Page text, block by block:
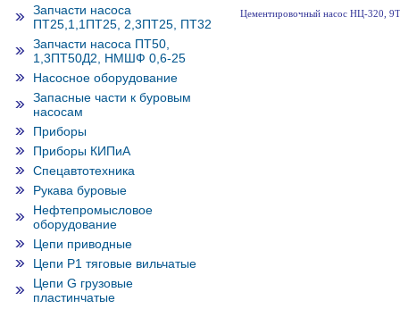
Запчасти насоса
ПТ25,1,1ПТ25, 2,3ПТ25, ПТ32
Запчасти насоса ПТ50,
1,3ПТ50Д2, НМШФ 0,6-25
Насосное оборудование
Запасные части к буровым
насосам
Приборы
Приборы КИПиА
Спецавтотехника
Рукава буровые
Нефтепромысловое
оборудование
Цепи приводные
Цепи Р1 тяговые вильчатые
Цепи G грузовые
пластинчатые
Цементировочный насос НЦ-320,